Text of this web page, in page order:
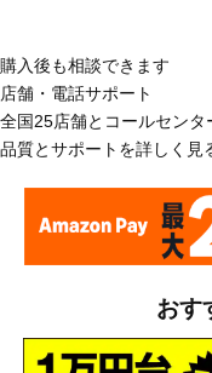
購入後も相談できます
店舗・電話サポート
全国25店舗とコールセン
品質とサポートを詳しく見
おす